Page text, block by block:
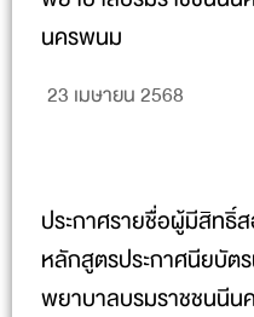
นครพนม
23 เมษายน 2568
ประกาศรายชื่อผู้มีสิทธิ์
หลักสูตรประกาศนียบัต
พยาบาลบรมราชชนนีน